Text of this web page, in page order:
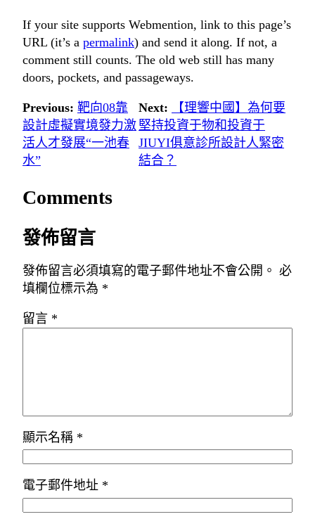
If your site supports Webmention, link to this page’s
URL (it’s a permalink) and send it along. If not, a
comment still counts. The old web still has many
doors, pockets, and passageways.
Previous: 靶向08靠
設計虛擬實境發力激
活人才發展“一池春
水”
Next:
【理響中國】為何要
堅持投資于物和投資于
JIUYI俱意診所設計人緊密
結合？
Comments
發佈留言
發佈留言必須填寫的電子郵件地址不會公開。 必
填欄位標示為 *
留言 *
顯示名稱 *
電子郵件地址 *